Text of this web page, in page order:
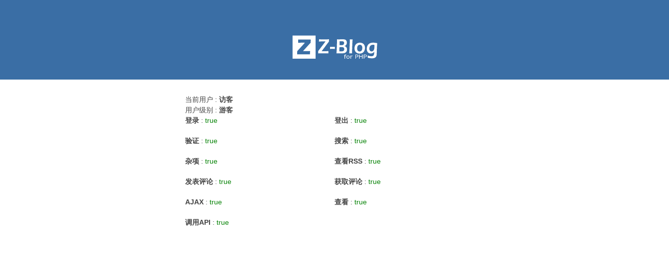
当前用户 : 访客
用户级别 : 游客
登录 : true 登出 : true
验证 : true 搜索 : true
杂项 : true 查看RSS : true
发表评论 : true 获取评论 : true
AJAX : true 查看 : true
调用API : true